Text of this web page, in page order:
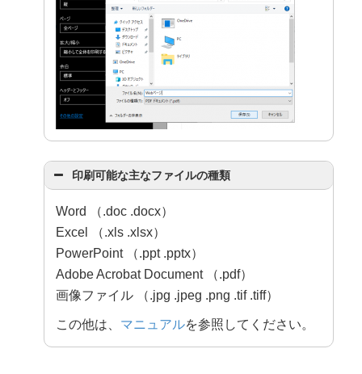
印刷可能な主なファイルの種類
Word （.doc .docx）
Excel （.xls .xlsx）
PowerPoint （.ppt .pptx）
Adobe Acrobat Document （.pdf）
画像ファイル （.jpg .jpeg .png .tif .tiff）
この他は、 マニュアルを参照してください。